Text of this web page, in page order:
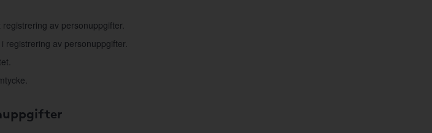
av personuppgifter.
registrering av personuppgifter.